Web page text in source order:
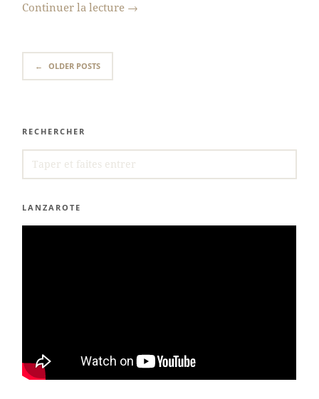
Continuer la lecture →
← OLDER POSTS
RECHERCHER
FOR:
LANZAROTE